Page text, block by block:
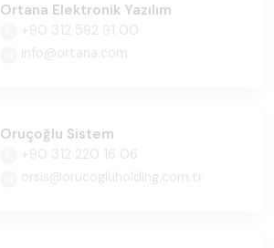
Ortana Elektronik Yazılım
+90 312 592 91 00
info@ortana.com
Oruçoğlu Sistem
+90 312 220 16 06
orsis@orucogluholding.com.tr